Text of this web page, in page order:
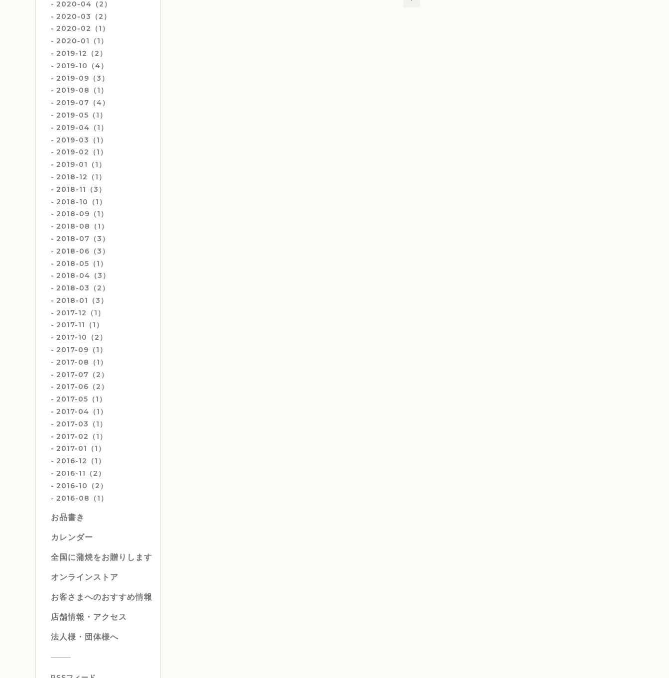
2020-04（2）
2020-03（2）
2020-02（1）
2020-01（1）
2019-12（2）
2019-10（4）
2019-09（3）
2019-08（1）
2019-07（4）
2019-05（1）
2019-04（1）
2019-03（1）
2019-02（1）
2019-01（1）
2018-12（1）
2018-11（3）
2018-10（1）
2018-09（1）
2018-08（1）
2018-07（3）
2018-06（3）
2018-05（1）
2018-04（3）
2018-03（2）
2018-01（3）
2017-12（1）
2017-11（1）
2017-10（2）
2017-09（1）
2017-08（1）
2017-07（2）
2017-06（2）
2017-05（1）
2017-04（1）
2017-03（1）
2017-02（1）
2017-01（1）
2016-12（1）
2016-11（2）
2016-10（2）
2016-08（1）
お品書き
カレンダー
全国に蒲焼をお贈りします
オンラインストア
お客さまへのおすすめ情報
店舗情報・アクセス
法人様・団体様へ